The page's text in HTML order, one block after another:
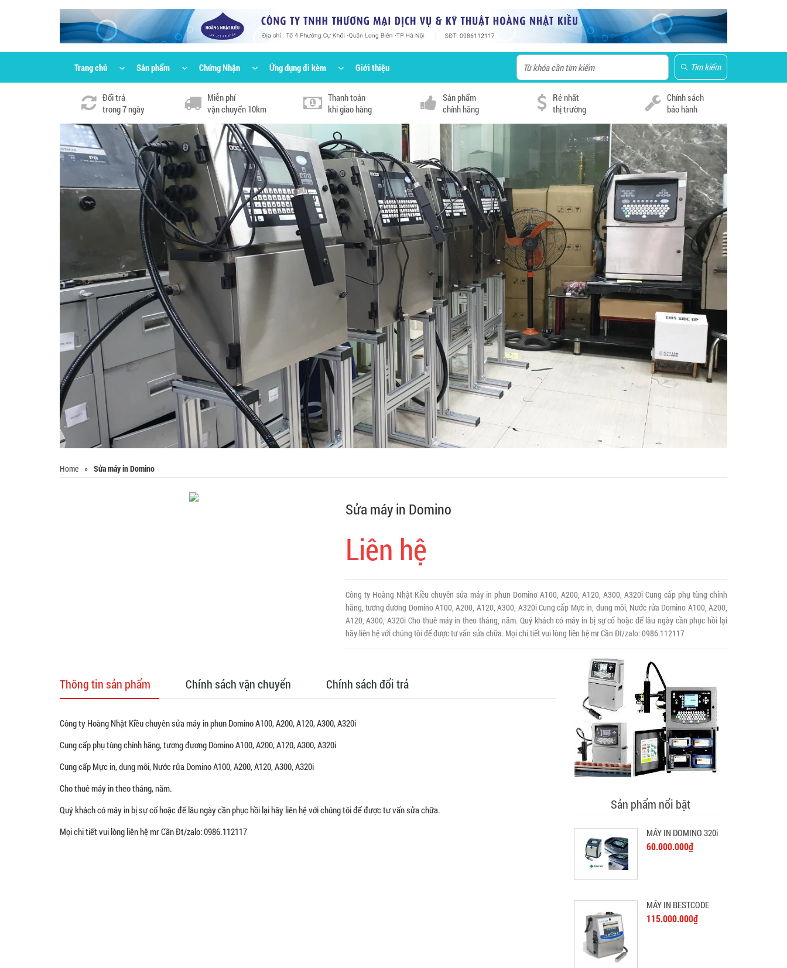
Trang chủ Sản phẩm Chứng Nhận Ứng dụng đi kèm Giới thiệu Tìm kiếm
Đổi trả
trong 7 ngày
Miễn phí
vận chuyển 10km
Thanh toán
khi giao hàng
Sản phẩm
chính hãng
Rẻ nhất
thị trường
Chính sách
bảo hành
Home » Sửa máy in Domino
Sửa máy in Domino
Liên hệ
Công ty Hoàng Nhật Kiều chuyên sửa máy in phun Domino A100, A200, A120, A300, A320i Cung cấp phụ tùng chính
hãng, tương đương Domino A100, A200, A120, A300, A320i Cung cấp Mực in, dung môi, Nước rửa Domino A100, A200,
A120, A300, A320i Cho thuê máy in theo tháng, năm. Quý khách có máy in bị sự cố hoặc để lâu ngày cần phục hồi lại
hãy liên hệ với chúng tôi để được tư vấn sửa chữa. Mọi chi tiết vui lòng liên hệ mr Cần Đt/zalo: 0986.112117
Thông tin sản phẩm Chính sách vận chuyển Chính sách đổi trả
Công ty Hoàng Nhật Kiều chuyên sửa máy in phun Domino A100, A200, A120, A300, A320i
Cung cấp phụ tùng chính hãng, tương đương Domino A100, A200, A120, A300, A320i
Cung cấp Mực in, dung môi, Nước rửa Domino A100, A200, A120, A300, A320i
Cho thuê máy in theo tháng, năm.
Quý khách có máy in bị sự cố hoặc để lâu ngày cần phục hồi lại hãy liên hệ với chúng tôi để được tư vấn sửa chữa.
Mọi chi tiết vui lòng liên hệ mr Cần Đt/zalo: 0986.112117
Sản phẩm nổi bật
MÁY IN DOMINO 320i
60.000.000₫
MÁY IN BESTCODE
115.000.000₫